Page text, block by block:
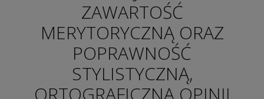
ZAWARTOŚĆ
MERYTORYCZNĄ ORAZ
POPRAWNOŚĆ
STYLISTYCZNĄ,
ORTOGRAFICZNĄ OPINII